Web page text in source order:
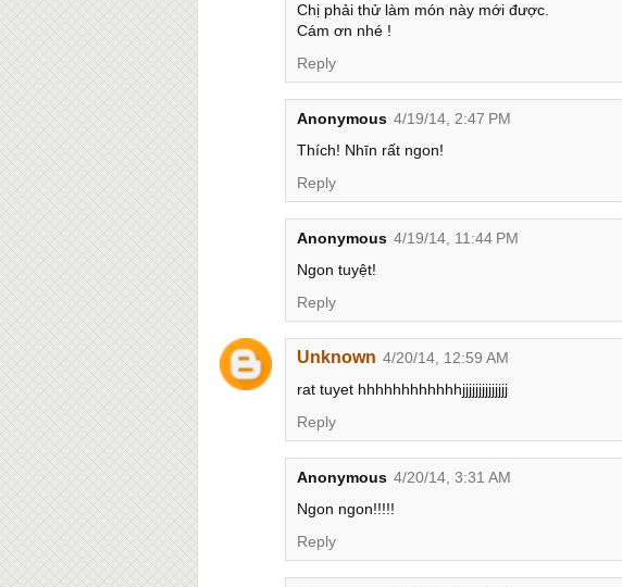
Chị phải thử làm món này mới được.
Cám ơn nhé !
Reply
Anonymous 4/19/14, 2:47 PM
Thích! Nhīn rất ngon!
Reply
Anonymous 4/19/14, 11:44 PM
Ngon tuyệt!
Reply
Unknown 4/20/14, 12:59 AM
rat tuyet hhhhhhhhhhhhjjjjjjjjjjjjjj
Reply
Anonymous 4/20/14, 3:31 AM
Ngon ngon!!!!!
Reply